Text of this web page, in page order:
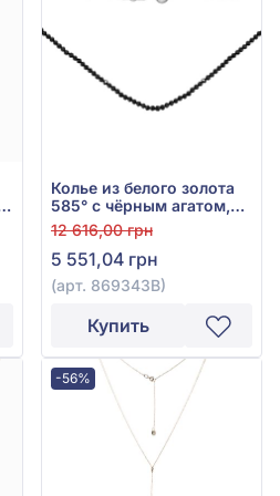
Колье из белого золота
585° с чёрным агатом,
арт. 869343В
12 616,00 грн
5 551,04 грн
(арт. 869343В)
Купить
-56%